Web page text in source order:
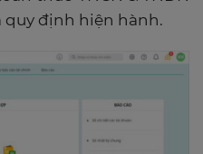
quy định hiện hành.